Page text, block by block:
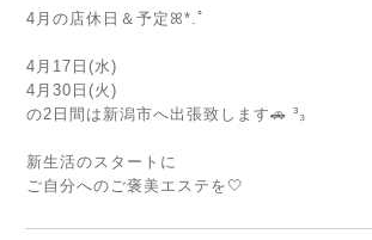
4月の店休日＆予定ꕤ*.ﾟ
4月17日(水)
4月30日(火)
の2日間は新潟市へ出張致します🚗 ³₃
新生活のスタートに
ご自分へのご褒美エステを🤍